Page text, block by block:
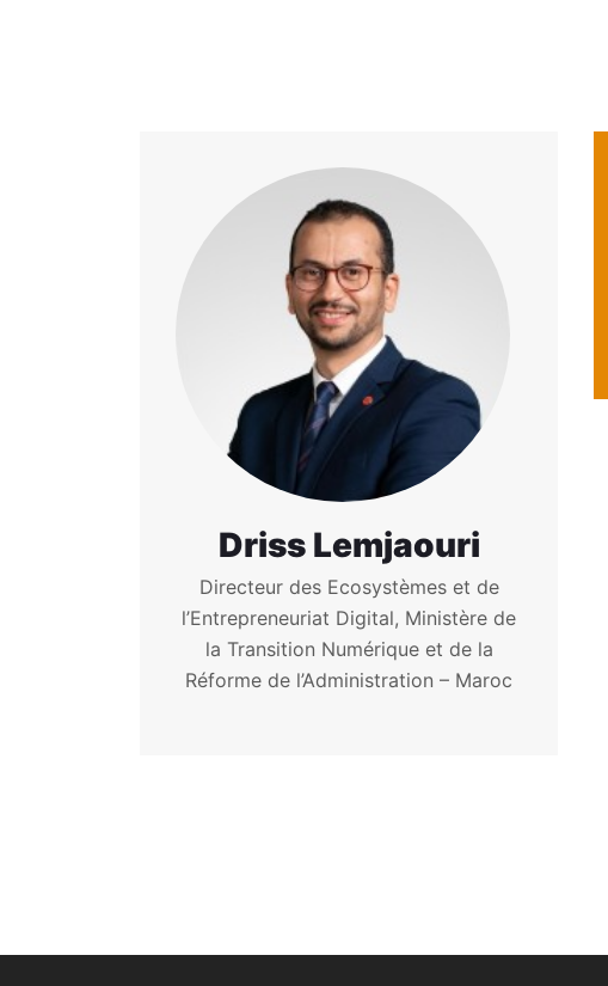
Driss Lemjaouri
Directeur des Ecosystèmes et de
l’Entrepreneuriat Digital, Ministère de
la Transition Numérique et de la
Réforme de l’Administration – Maroc